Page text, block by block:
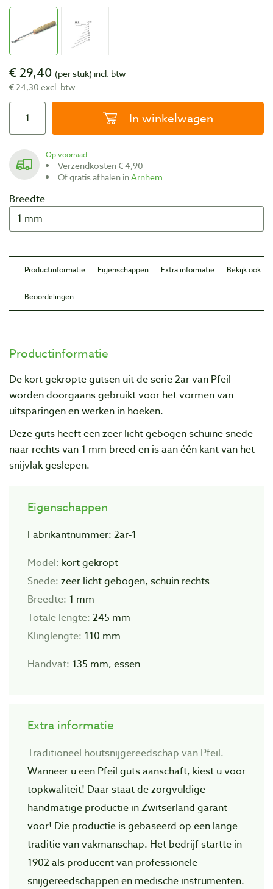
€ 29,40 (per stuk) incl. btw
€ 24,30 excl. btw
In winkelwagen
Op voorraad
Verzendkosten € 4,90
Of gratis afhalen inArnhem
Breedte
Productinformatie Eigenschappen Extra informatie Bekijk ook
Beoordelingen
Productinformatie
De kort gekropte gutsen uit de serie 2ar van Pfeil
worden doorgaans gebruikt voor het vormen van
uitsparingen en werken in hoeken.
Deze guts heeft een zeer licht gebogen schuine snede
naar rechts van 1 mm breed en is aan één kant van het
snijvlak geslepen.
Eigenschappen
Fabrikantnummer: 2ar-1
Model: kort gekropt
Snede: zeer licht gebogen, schuin rechts
Breedte: 1 mm
Totale lengte: 245 mm
Klinglengte: 110 mm
Handvat: 135 mm, essen
Extra informatie
Traditioneel houtsnijgereedschap van Pfeil.
Wanneer u een Pfeil guts aanschaft, kiest u voor
topkwaliteit! Daar staat de zorgvuIdige
handmatige productie in Zwitserland garant
voor! Die productie is gebaseerd op een lange
traditie van vakmanschap. Het bedrijf startte in
1902 als producent van professionele
snijgereedschappen en medische instrumenten.